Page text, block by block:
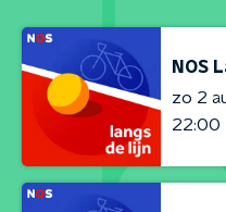
NOS
zo 2
22:00